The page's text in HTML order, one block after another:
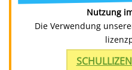
Nutzung
Die Verwendung